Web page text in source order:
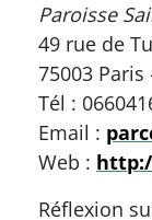
Paroisse
49 rue de
75003 Paris
Tél :
Email :
Web :
Réflexion